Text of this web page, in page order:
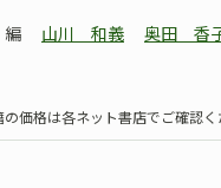
編 山川 和義
奥田 香
の価格は各ネット書店でご確認